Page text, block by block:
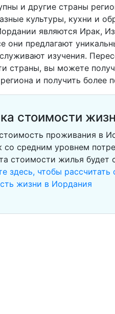
и другие страны
культуры, кухни и
являются Ирак,
они предлагают
изучения.
страны, вы можете
и получить более
стоимости
проживания в
со средним уровнем
стоимости жилья будет
здесь, чтобы
жизни в Иордания